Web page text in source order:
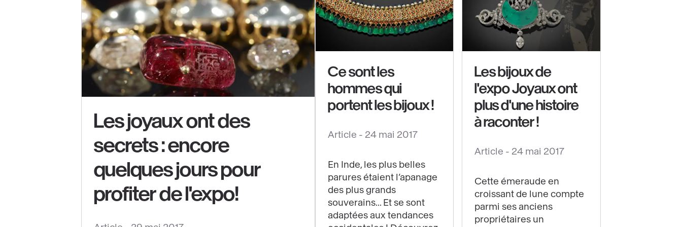
Voir
contenu
Les joyaux ont des
secrets : encore
quelques jours pour
profiter de l'expo!
contenu
Ce sont les
hommes qui
portent les bijoux !
Article - 24 mai 2017
En Inde, les plus belles
parures étaient l’apanage
des plus grands
souverains... Et se sont
adaptées aux tendances
Voir
contenu
Les bijoux de
l'expo Joyaux ont
plus d'une histoire
à raconter !
Article - 24 mai 2017
Cette émeraude en
croissant de lune compte
parmi ses anciens
propriétaires un